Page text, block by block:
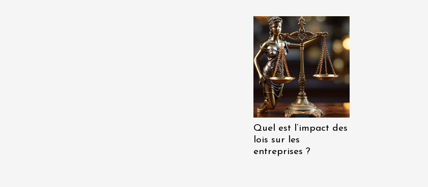
Quel est l’impact des
lois sur les
entreprises ?